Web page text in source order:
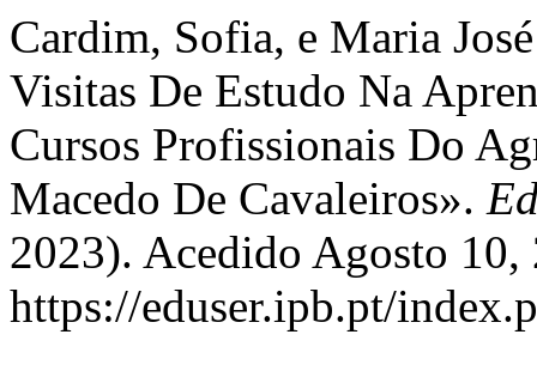
Cardim, Sofia, e Maria
Visitas De Estudo Na
Cursos Profissionais Do
Macedo De Cavaleiros».
2023). Acedido Agosto 10,
https://eduser.ipb.pt/